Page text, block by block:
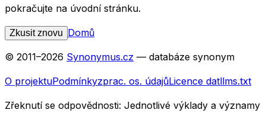
pokračujte na úvodní stránku.
Zkusit znovu Domů
© 2011–2026 Synonymus.cz — databáze synonym
O projektuPodmínkyzprac. os. údajůLicence datllms.txt
Zřeknutí se odpovědnosti: Jednotlivé výklady a významy